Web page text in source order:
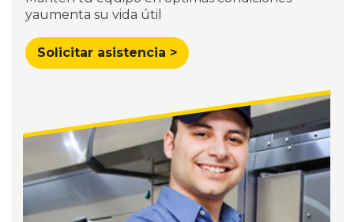
yaumenta su vida útil
Solicitar asistencia >